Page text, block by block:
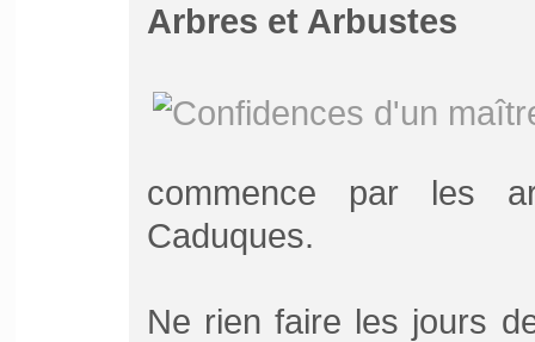
Arbres et Arbustes
commence par les
Caduques.
Ne rien faire les jours